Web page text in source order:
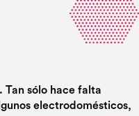
Tan sólo hace falta
electrodomésticos,